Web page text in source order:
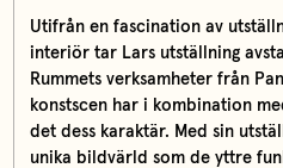
Utifrån en fascination av
interiör tar Lars utställning
Rummets verksamheter från
konstscen har i kombination
det dess karaktär. Med sin
unika bildvärld som de yttre